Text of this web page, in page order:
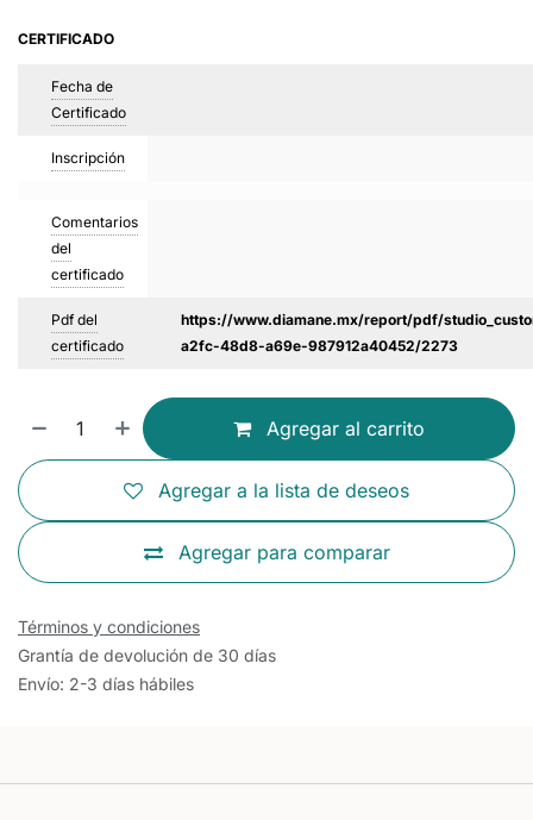
CERTIFICADO
Fecha de
Certificado
Inscripción
Comentarios
del
certificado
Pdf del
certificado
https://www.diamane.mx/report/pdf/
a2fc-48d8-a69e-987912a40452/2273
Agregar al carrito
Agregar para comparar
Agregar a la lista de deseos
Términos y condiciones
Grantía de devolución de 30 días
Envío: 2-3 días hábiles